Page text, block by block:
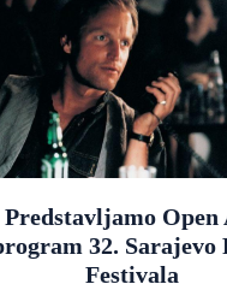
Predstavljamo
32. Sarajevo
Festivala